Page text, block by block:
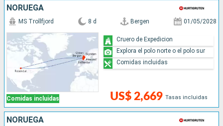
NORUEGA
Comidas incluidas
MS Trollfjord 8 d Bergen 01/05/2028
US$ 2,669 Tasas incluidas
Cruero de Expedicion
Explora el polo norte o el polo sur
Comidas incluidas
NORUEGA